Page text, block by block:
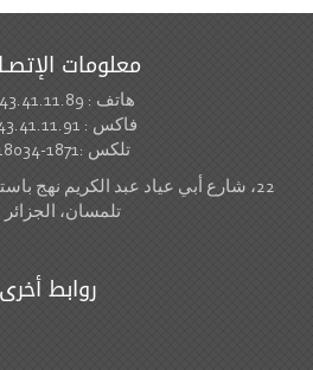
معلومات الإتصـال
هاتف : 043.41.11.89
فاكس : 043.41.11.91
تلكس :1871-18034
تلمسان، الجزائر
روابط أخرى